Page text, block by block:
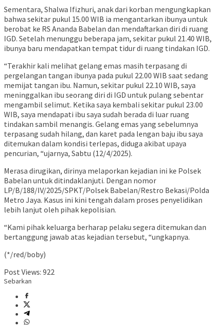
Sementara, Shalwa Ifizhuri, anak dari korban mengungkapkan
bahwa sekitar pukul 15.00 WIB ia mengantarkan ibunya untuk
berobat ke RS Ananda Babelan dan mendaftarkan diri di ruang
IGD. Setelah menunggu beberapa jam, sekitar pukul 21.40 WIB,
ibunya baru mendapatkan tempat tidur di ruang tindakan IGD.
“Terakhir kali melihat gelang emas masih terpasang di
pergelangan tangan ibunya pada pukul 22.00 WIB saat sedang
memijat tangan ibu. Namun, sekitar pukul 22.10 WIB, saya
meninggalkan ibu seorang diri di IGD untuk pulang sebentar
mengambil selimut. Ketika saya kembali sekitar pukul 23.00
WIB, saya mendapati ibu saya sudah berada di luar ruang
tindakan sambil menangis. Gelang emas yang sebelumnya
terpasang sudah hilang, dan karet pada lengan baju ibu saya
ditemukan dalam kondisi terlepas, diduga akibat upaya
pencurian, “ujarnya, Sabtu (12/4/2025).
Merasa dirugikan, dirinya melaporkan kejadian ini ke Polsek
Babelan untuk ditindaklanjuti. Dengan nomor
LP/B/188/IV/2025/SPKT/Polsek Babelan/Restro Bekasi/Polda
Metro Jaya. Kasus ini kini tengah dalam proses penyelidikan
lebih lanjut oleh pihak kepolisian.
“Kami pihak keluarga berharap pelaku segera ditemukan dan
bertanggung jawab atas kejadian tersebut, “ungkapnya.
(*/red/boby)
Post Views: 922
Sebarkan